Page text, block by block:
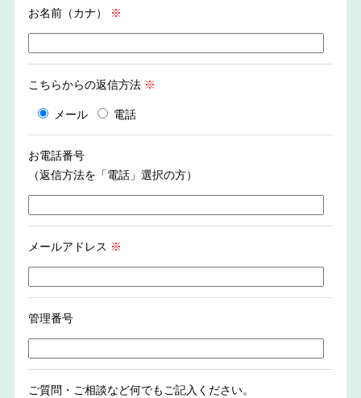
お名前（カナ） ※
こちらからの返信方法 ※
メール 電話
お電話番号
（返信方法を「電話」選択の方）
メールアドレス ※
管理番号
ご質問・ご相談など何でもご記入ください。